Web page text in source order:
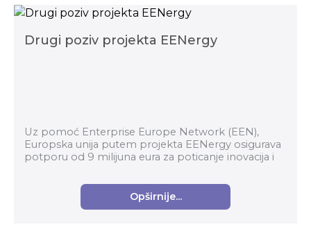
Drugi poziv projekta EENergy
Uz pomoć Enterprise Europe Network (EEN),
Europska unija putem projekta EENergy osigurava
potporu od 9 milijuna eura za poticanje inovacija i
Opširnije...